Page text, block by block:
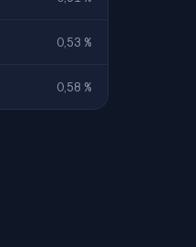
0,53 %
0,58 %